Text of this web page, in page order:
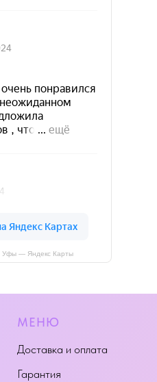
Уфы — Яндекс Карты
МЕНЮ
Доставка и оплата
Гарантия